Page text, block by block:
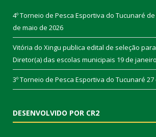
4º Torneio de Pesca Esportiva do Tucunaré
de maio de 2026
Vitória do Xingu publica edital de seleção
Diretor(a) das escolas municipais 19 de
3º Torneio de Pesca Esportiva do Tucunaré 27
DESENVOLVIDO POR CR2